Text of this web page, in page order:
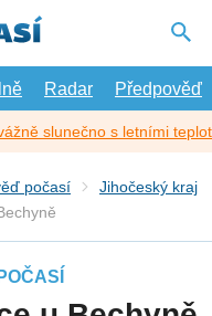
Radar Předpověď
slunečno s letními
počasí
Jihočeský kraj